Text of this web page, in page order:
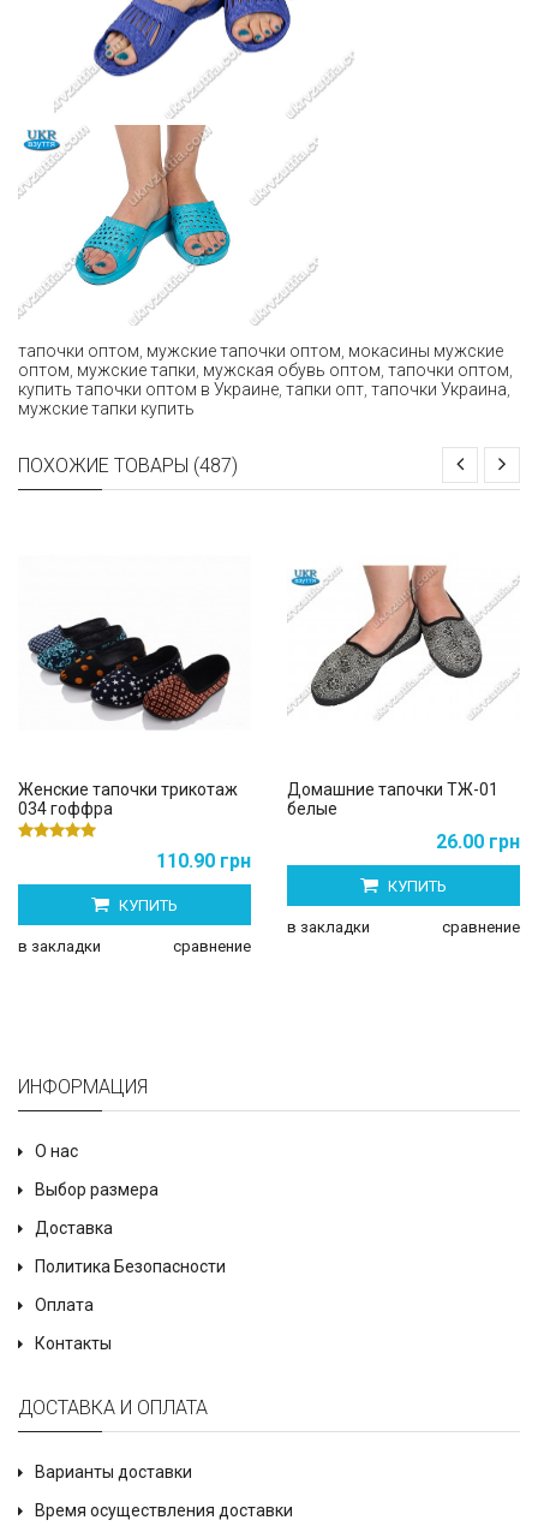
тапочки оптом мужские тапочки оптом мокасины мужские
оптом мужские тапки мужская обувь оптом тапочки оптом
купить тапочки оптом в Украине тапки опт тапочки Украина
мужские тапки купить
ПОХОЖИЕ ТОВАРЫ (487)
Женские тапочки трикотаж
034 гоффра
110.90 грн
КУПИТЬ
в закладки сравнение
Домашние тапочки ТЖ-01
белые
26.00 грн
КУПИТЬ
в закладки сравнение
ИНФОРМАЦИЯ
О нас
Выбор размера
Доставка
Политика Безопасности
Оплата
Контакты
ДОСТАВКА И ОПЛАТА
Варианты доставки
Время осуществления доставки